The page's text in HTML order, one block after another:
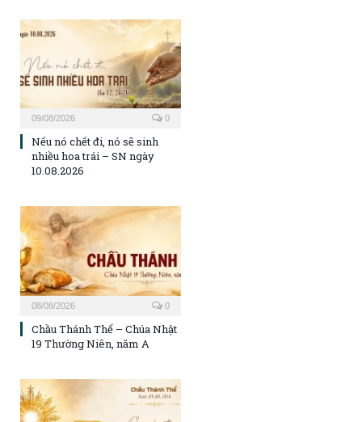
09/08/2026 0
Nếu nó chết đi, nó sẽ sinh
nhiều hoa trái – SN ngày
10.08.2026
08/08/2026 0
Chầu Thánh Thể – Chúa Nhật
19 Thường Niên, năm A